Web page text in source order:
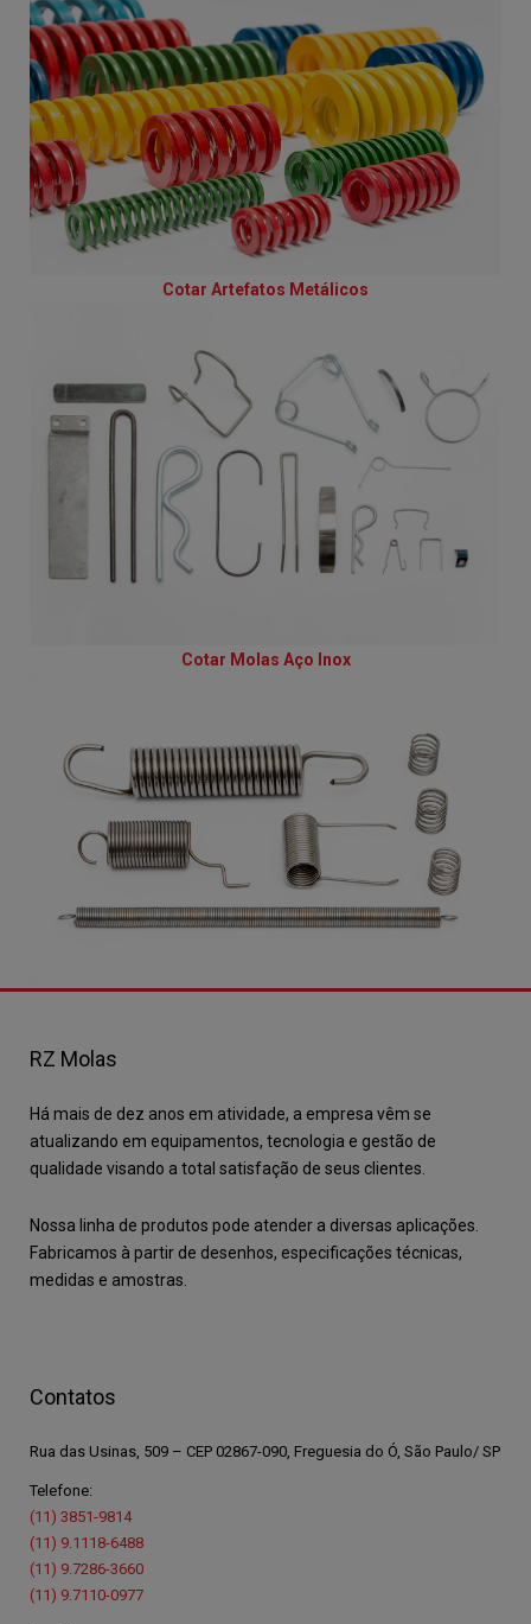
Cotar Artefatos Metálicos
Cotar Molas Aço Inox
RZ Molas
Há mais de dez anos em atividade, a empresa vêm se
atualizando em equipamentos, tecnologia e gestão de
qualidade visando a total satisfação de seus clientes.
Nossa linha de produtos pode atender a diversas aplicações.
Fabricamos à partir de desenhos, especificações técnicas,
medidas e amostras.
Contatos
Rua das Usinas, 509 – CEP 02867-090, Freguesia do Ó, São Paulo/ SP
Telefone:
(11) 3851-9814
(11) 9.1118-6488
(11) 9.7286-3660
(11) 9.7110-0977